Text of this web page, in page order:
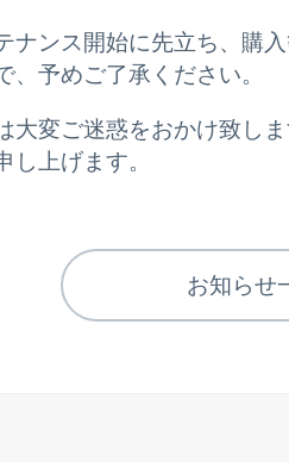
ナンス開始に先立ち、購
、予めご了承ください。
大変ご迷惑をおかけ致し
し上げます。
お知らせ